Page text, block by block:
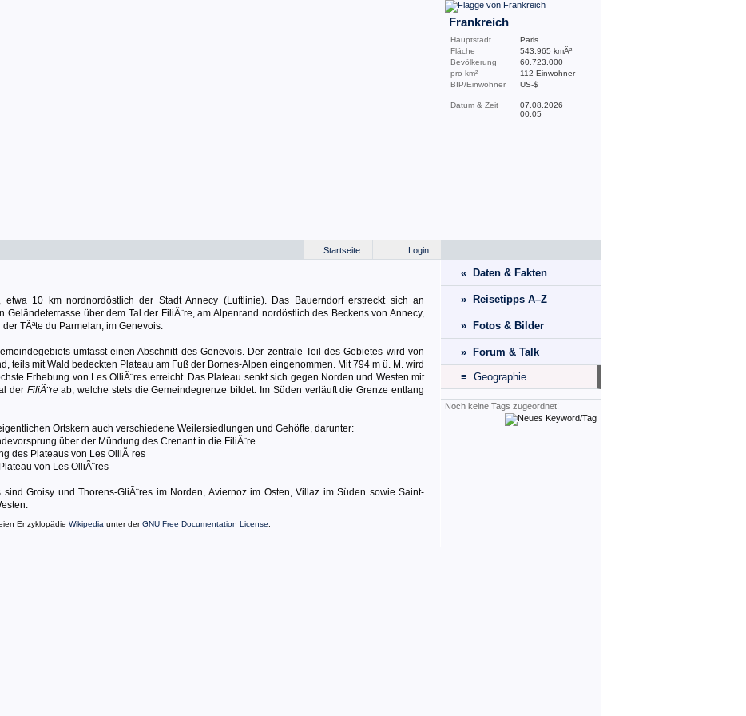
Frankreich
Hauptstadt
Paris
Fläche
543.965 kmÂ²
Bevölkerung
60.723.000
pro km²
112 Einwohner
BIP/Einwohner
US-$
Datum & Zeit
07.08.2026
00:05
Login
Startseite
10 km nordnordöstlich der Stadt Annecy (Luftlinie). Das Bauerndorf erstreckt sich an
über dem Tal der FiliÃ¨re, am Alpenrand nordöstlich des Beckens von Annecy,
TÃªte du Parmelan, im Genevois.
umfasst einen Abschnitt des Genevois. Der zentrale Teil des Gebietes wird von
teils mit Wald bedeckten Plateau am Fuß der Bornes-Alpen eingenommen. Mit 794 m ü. M. wird
Erhebung von Les OlliÃ¨res erreicht. Das Plateau senkt sich gegen Norden und Westen mit
der FiliÃ¨reab, welche stets die Gemeindegrenze bildet. Im Süden verläuft die Grenze entlang
Ortskern auch verschiedene Weilersiedlungen und Gehöfte, darunter:
über der Mündung des Crenant in die FiliÃ¨re
des Plateaus von Les OlliÃ¨res
von Les OlliÃ¨res
sind Groisy und Thorens-GliÃ¨res im Norden, Aviernoz im Osten, Villaz im Süden sowie Saint-
Enzyklopädie Wikipedia unter derGNU Free Documentation License
« Daten & Fakten
» Reisetipps A–Z
» Fotos & Bilder
» Forum & Talk
≡ Geographie
Noch keine Tags zugeordnet!